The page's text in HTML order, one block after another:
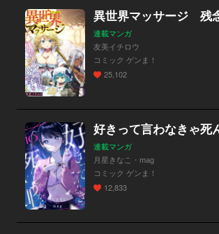
連載マンガ
友美イチロウ
コミック ゲンま！
25,102
好きって言わなきゃ死
連載マンガ
月星きなこ・mag
コミック ゲンま！
12,833